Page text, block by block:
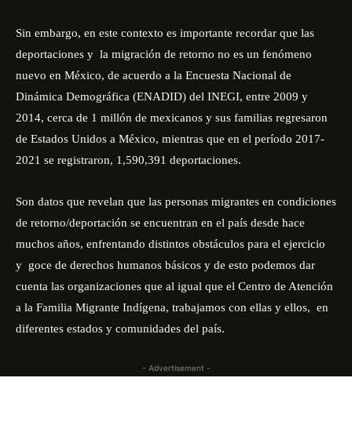
Sin embargo, en este contexto es importante recordar que las
deportaciones y la migración de retorno no es un fenómeno
nuevo en México, de acuerdo a la Encuesta Nacional de
Dinámica Demográfica (ENADID) del INEGI, entre 2009 y
2014, cerca de 1 millón de mexicanos y sus familias regresaron
de Estados Unidos a México, mientras que en el período 2017-
2021 se registraron, 1,590,391 deportaciones.
Son datos que revelan que las personas migrantes en condiciones
de retorno/deportación se encuentran en el país desde hace
muchos años, enfrentando distintos obstáculos para el ejercicio
y goce de derechos humanos básicos y de esto podemos dar
cuenta las organizaciones que al igual que el Centro de Atención
a la Familia Migrante Indígena, trabajamos con ellas y ellos, en
diferentes estados y comunidades del país.
- Advertisement -